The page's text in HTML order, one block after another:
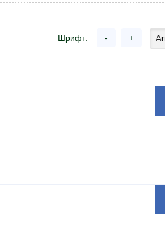
Шрифт: - +